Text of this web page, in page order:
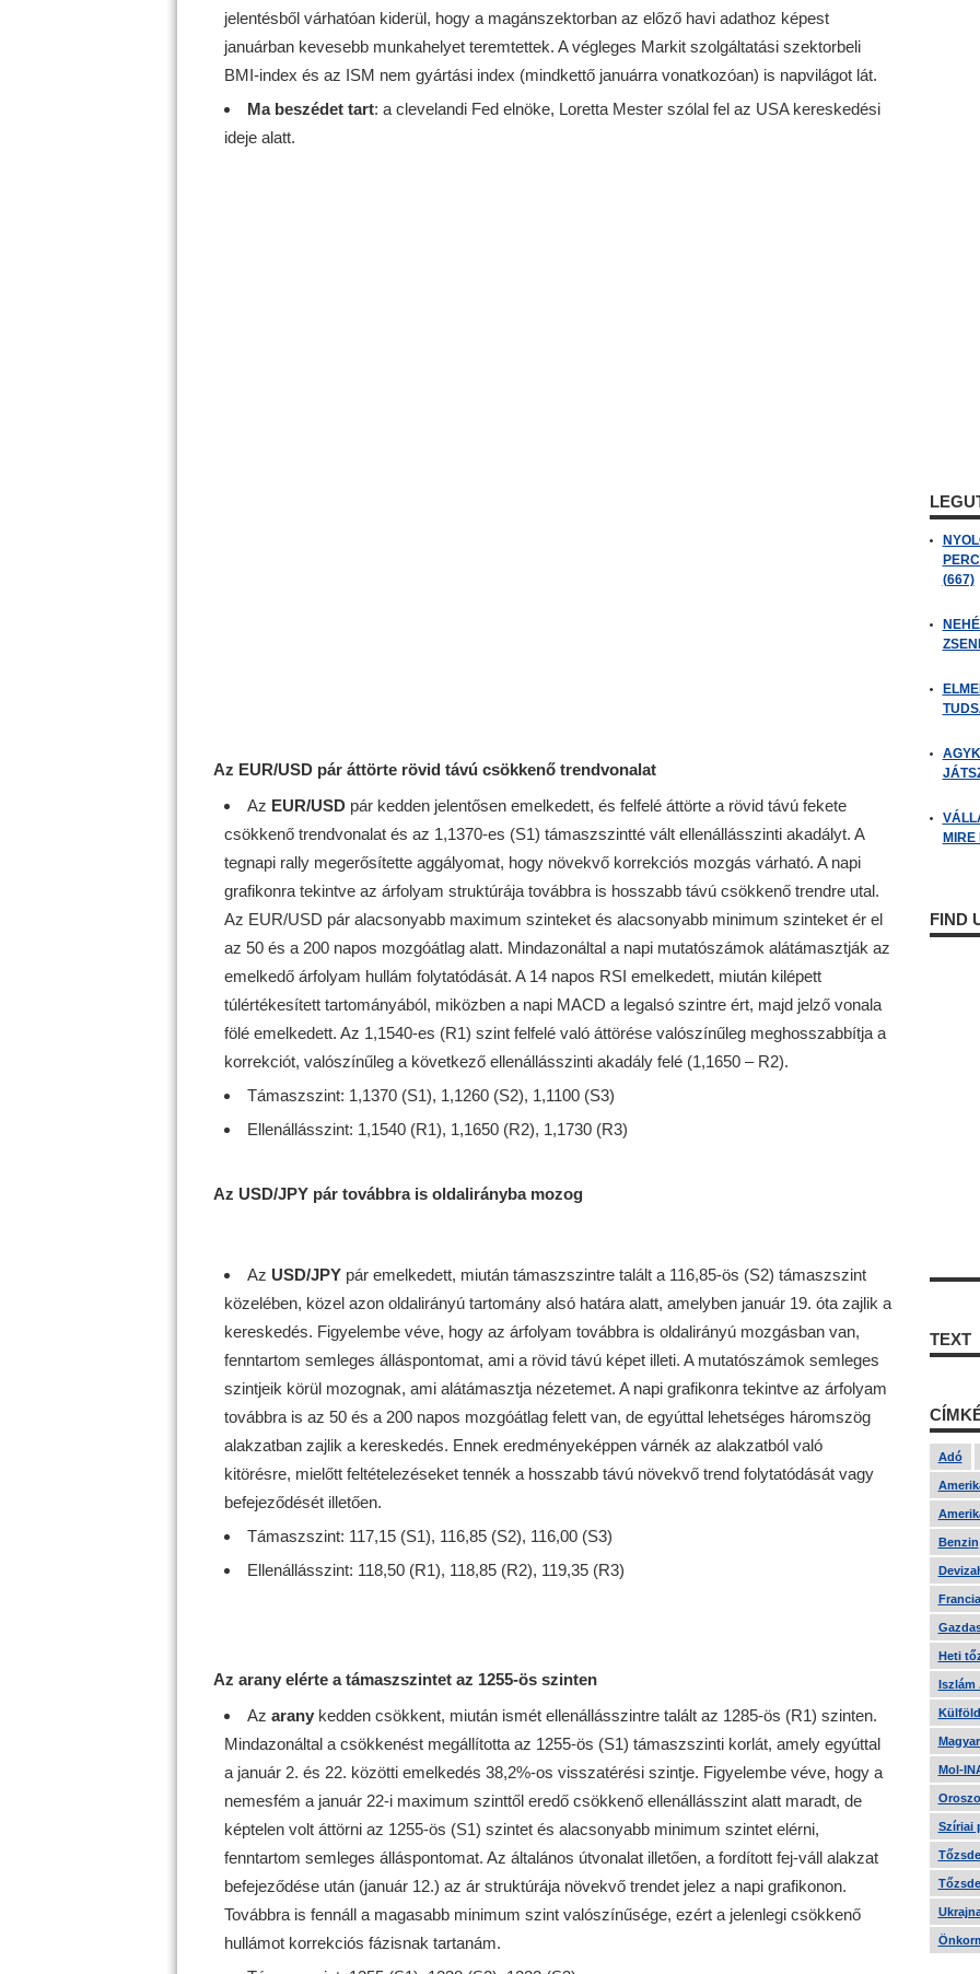
jelentésből várhatóan kiderül, hogy a magánszektorban az előző havi adathoz képest
januárban kevesebb munkahelyet teremtettek. A végleges Markit szolgáltatási szektorbeli
BMI-index és az ISM nem gyártási index (mindkettő januárra vonatkozóan) is napvilágot lát.
Ma beszédet tart: a clevelandi Fed elnöke, Loretta Mester szólal fel az USA kereskedési
ideje alatt.
Az EUR/USD pár áttörte rövid távú csökkenő trendvonalat
Az EUR/USDpár kedden jelentősen emelkedett, és felfelé áttörte a rövid távú fekete
csökkenő trendvonalat és az 1,1370-es (S1) támaszszintté vált ellenállásszinti akadályt. A
tegnapi rally megerősítette aggályomat, hogy növekvő korrekciós mozgás várható. A napi
grafikonra tekintve az árfolyam struktúrája továbbra is hosszabb távú csökkenő trendre utal.
Az EUR/USD pár alacsonyabb maximum szinteket és alacsonyabb minimum szinteket ér el
az 50 és a 200 napos mozgóátlag alatt. Mindazonáltal a napi mutatószámok alátámasztják az
emelkedő árfolyam hullám folytatódását. A 14 napos RSI emelkedett, miután kilépett
túlértékesített tartományából, miközben a napi MACD a legalsó szintre ért, majd jelző vonala
fölé emelkedett. Az 1,1540-es (R1) szint felfelé való áttörése valószínűleg meghosszabbítja a
korrekciót, valószínűleg a következő ellenállásszinti akadály felé (1,1650 – R2).
Támaszszint: 1,1370 (S1), 1,1260 (S2), 1,1100 (S3)
Ellenállásszint: 1,1540 (R1), 1,1650 (R2), 1,1730 (R3)
Az USD/JPY pár továbbra is oldalirányba mozog
Az USD/JPY pár emelkedett, miután támaszszintre talált a 116,85-ös (S2) támaszszint
közelében, közel azon oldalirányú tartomány alsó határa alatt, amelyben január 19. óta zajlik a
kereskedés. Figyelembe véve, hogy az árfolyam továbbra is oldalirányú mozgásban van,
fenntartom semleges álláspontomat, ami a rövid távú képet illeti. A mutatószámok semleges
szintjeik körül mozognak, ami alátámasztja nézetemet. A napi grafikonra tekintve az árfolyam
továbbra is az 50 és a 200 napos mozgóátlag felett van, de egyúttal lehetséges háromszög
alakzatban zajlik a kereskedés. Ennek eredményeképpen várnék az alakzatból való
kitörésre, mielőtt feltételezéseket tennék a hosszabb távú növekvő trend folytatódását vagy
befejeződését illetően.
Támaszszint: 117,15 (S1), 116,85 (S2), 116,00 (S3)
Ellenállásszint: 118,50 (R1), 118,85 (R2), 119,35 (R3)
Az arany elérte a támaszszintet az 1255-ös szinten
Az arany kedden csökkent, miután ismét ellenállásszintre talált az 1285-ös (R1) szinten.
Mindazonáltal a csökkenést megállította az 1255-ös (S1) támaszszinti korlát, amely egyúttal
a január 2. és 22. közötti emelkedés 38,2%-os visszatérési szintje. Figyelembe véve, hogy a
nemesfém a január 22-i maximum szinttől eredő csökkenő ellenállásszint alatt maradt, de
képtelen volt áttörni az 1255-ös (S1) szintet és alacsonyabb minimum szintet elérni,
fenntartom semleges álláspontomat. Az általános útvonalat illetően, a fordított fej-váll alakzat
befejeződése után (január 12.) az ár struktúrája növekvő trendet jelez a napi grafikonon.
Továbbra is fennáll a magasabb minimum szint valószínűsége, ezért a jelenlegi csökkenő
hullámot korrekciós fázisnak tartanám.
(667)
MIRE
FIND
TEXT
Adó
Benzin
Heti
Iszlám
Mol-
Szíriai